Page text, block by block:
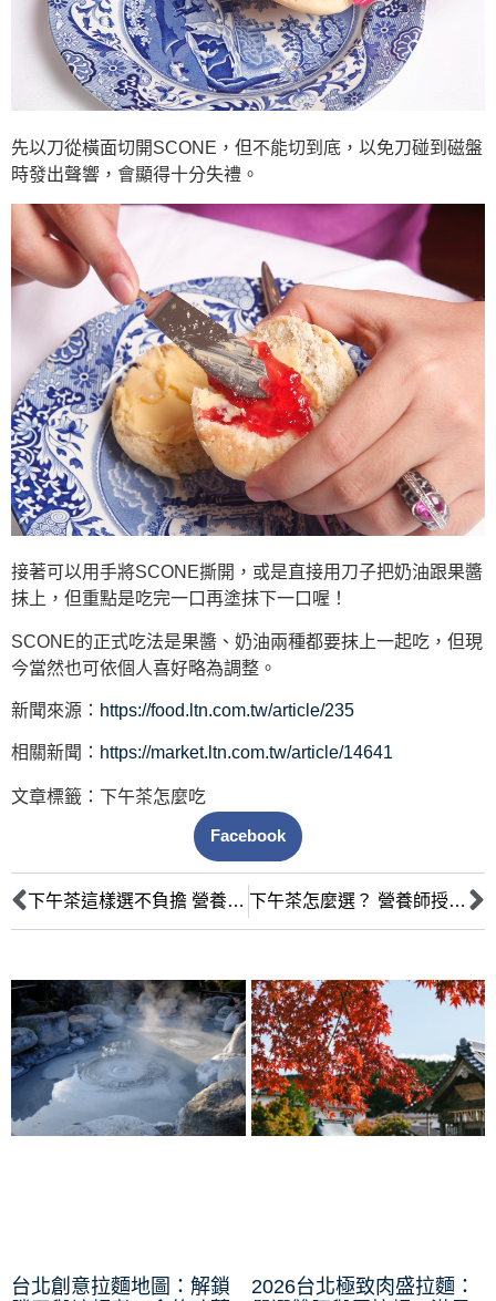
先以刀從橫面切開SCONE，但不能切到底，以免刀碰到磁盤
時發出聲響，會顯得十分失禮。
接著可以用手將SCONE撕開，或是直接用刀子把奶油跟果醬
抹上，但重點是吃完一口再塗抹下一口喔！
SCONE的正式吃法是果醬、奶油兩種都要抹上一起吃，但現
今當然也可依個人喜好略為調整。
新聞來源： https://food.ltn.com.tw/article/235
相關新聞： https://market.ltn.com.tw/article/14641
文章標籤： 下午茶怎麼吃
Facebook
下午茶這樣選不負擔 營養師：但每天吃小心三高 下午茶怎麼選？ 營養師授6招不讓減重破功
台北創意拉麵地圖：解鎖
2026台北極致肉盛拉麵：